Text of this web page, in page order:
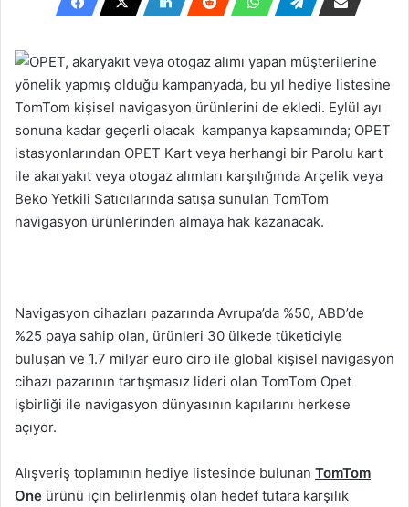
göndermek
OPET, akaryakıt veya otogaz alımı yapan müşterilerine
yönelik yapmış olduğu kampanyada, bu yıl hediye listesine
TomTom kişisel navigasyon ürünlerini de ekledi. Eylül ayı
sonuna kadar geçerli olacak kampanya kapsamında; OPET
istasyonlarından OPET Kart veya herhangi bir Parolu kart
ile akaryakıt veya otogaz alımları karşılığında Arçelik veya
Beko Yetkili Satıcılarında satışa sunulan TomTom
navigasyon ürünlerinden almaya hak kazanacak.
Navigasyon cihazları pazarında Avrupa’da %50, ABD’de
%25 paya sahip olan, ürünleri 30 ülkede tüketiciyle
buluşan ve 1.7 milyar euro ciro ile global kişisel navigasyon
cihazı pazarının tartışmasız lideri olan TomTom Opet
işbirliği ile navigasyon dünyasının kapılarını herkese
açıyor.
Alışveriş toplamının hediye listesinde bulunan TomTom
One ürünü için belirlenmiş olan hedef tutara karşılık